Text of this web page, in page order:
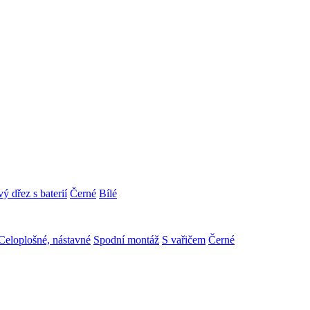
dřez s baterií Černé Bílé
nástavné Spodní montáž S vařičem Černé